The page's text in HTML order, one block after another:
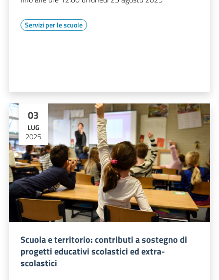
Servizi per le scuole
03
LUG
2025
Scuola e territorio: contributi a sostegno di
progetti educativi scolastici ed extra-
scolastici